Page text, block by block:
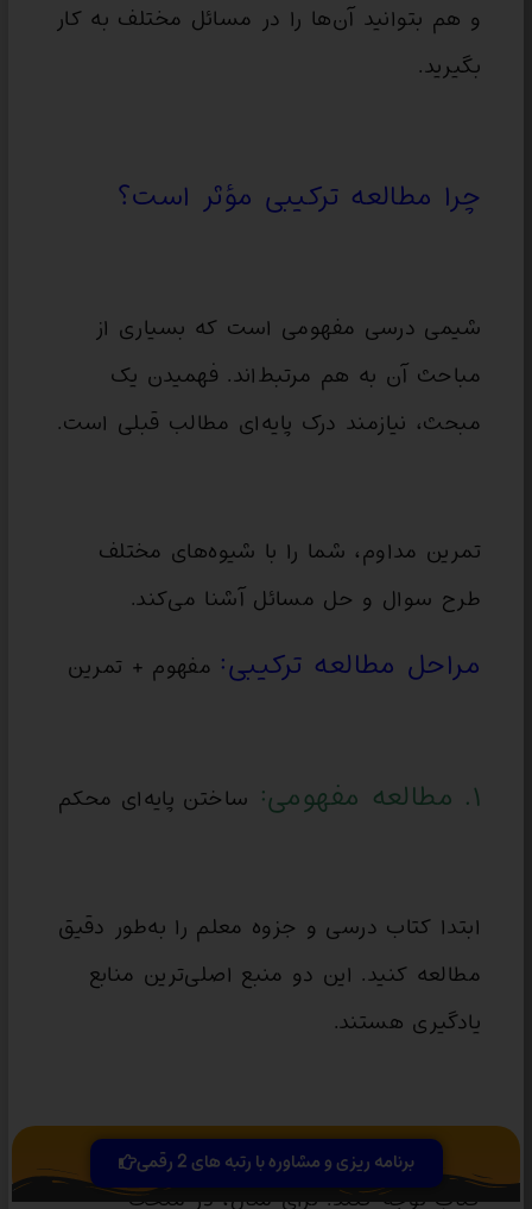
و هم بتوانید آن‌ها را در مسائل مختلف به کار
بگیرید.
چرا مطالعه ترکیبی مؤثر است؟
شیمی درسی مفهومی است که بسیاری از
مباحث آن به هم مرتبط‌اند. فهمیدن یک
مبحث، نیازمند درک پایه‌ای مطالب قبلی است.
تمرین مداوم، شما را با شیوه‌های مختلف
طرح سوال و حل مسائل آشنا می‌کند.
مراحل مطالعه ترکیبی: مفهوم + تمرین
۱. مطالعه مفهومی: ساختن پایه‌ای محکم
ابتدا کتاب درسی و جزوه معلم را به‌طور دقیق
مطالعه کنید. این دو منبع اصلی‌ترین منابع
یادگیری هستند.
به توضیحات، مثال‌ها و تصاویر موجود در
کتاب توجه کنید. برای مثال، در مبحث
برنامه ریزی و مشاوره با رتبه های 2 رقمی